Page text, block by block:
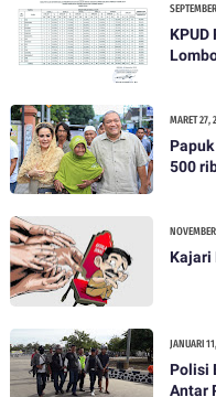
KPUD
MARET 27,
500
Kajari
JANUARI
Polisi
Antar